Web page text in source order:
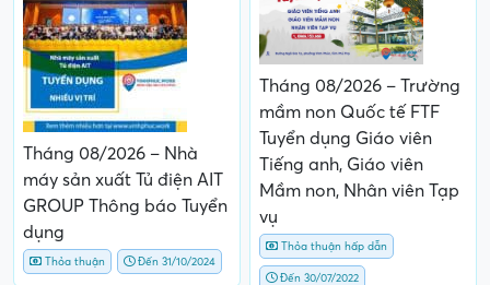
Tháng 08/2026 – Nhà
máy sản xuất Tủ điện AIT
GROUP Thông báo Tuyển
dụng
Thỏa thuận Đến 31/10/2024
Tháng 08/2026 – Trường
mầm non Quốc tế FTF
Tuyển dụng Giáo viên
Tiếng anh, Giáo viên
Mầm non, Nhân viên Tạp
vụ
Thỏa thuận hấp dẫn
Đến 30/07/2022